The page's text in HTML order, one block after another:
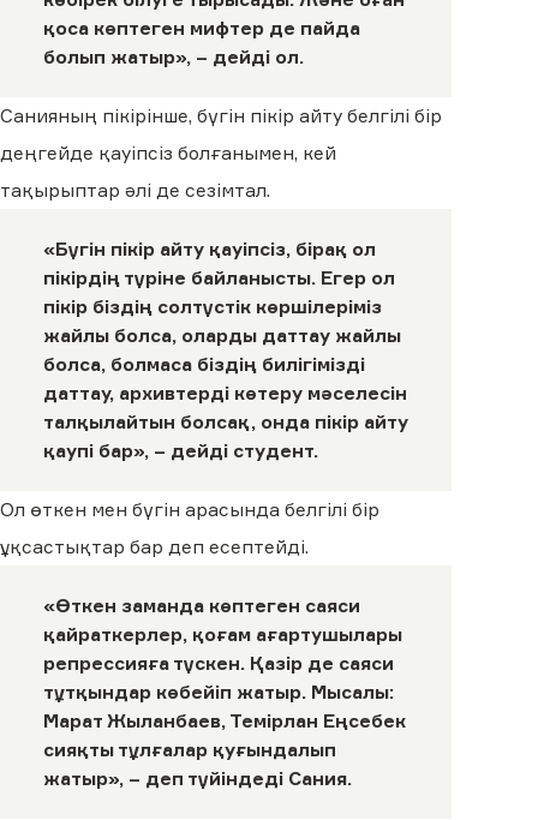
қоса көптеген мифтер де пайда
болып жатыр», – дейді ол.
Санияның пікірінше, бүгін пікір айту белгілі бір
деңгейде қауіпсіз болғанымен, кей
тақырыптар әлі де сезімтал.
«Бүгін пікір айту қауіпсіз, бірақ ол
пікірдің түріне байланысты. Егер ол
пікір біздің солтүстік көршілеріміз
жайлы болса, оларды даттау жайлы
болса, болмаса біздің билігімізді
даттау, архивтерді көтеру мәселесін
талқылайтын болсақ, онда пікір айту
қаупі бар», – дейді студент.
Ол өткен мен бүгін арасында белгілі бір
ұқсастықтар бар деп есептейді.
«Өткен заманда көптеген саяси
қайраткерлер, қоғам ағартушылары
репрессияға түскен. Қазір де саяси
тұтқындар көбейіп жатыр. Мысалы:
Марат Жыланбаев, Темірлан Еңсебек
сияқты тұлғалар қуғындалып
жатыр», – деп түйіндеді Сания.